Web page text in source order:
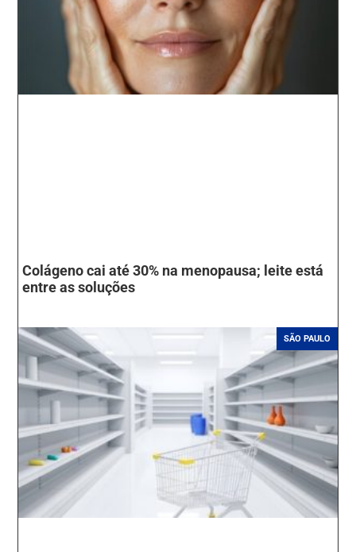
Colágeno cai até 30% na menopausa; leite está
entre as soluções
SÃO PAULO